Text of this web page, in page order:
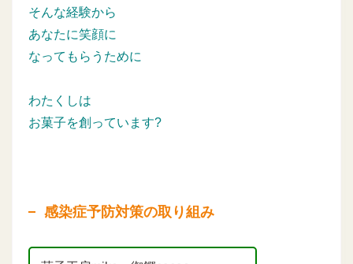
そんな経験から
あなたに笑顔に
なってもらうために
わたくしは
お菓子を創っています?
感染症予防対策の取り組み